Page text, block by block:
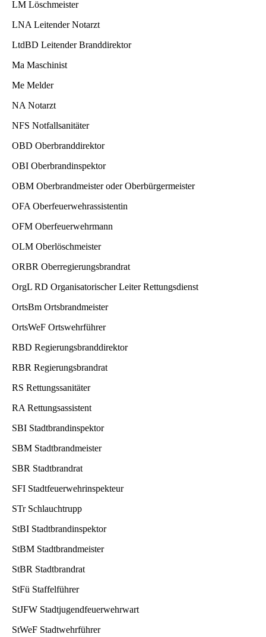
LM Löschmeister
LNA Leitender Notarzt
LtdBD Leitender Branddirektor
Ma Maschinist
Me Melder
NA Notarzt
NFS Notfallsanitäter
OBD Oberbranddirektor
OBI Oberbrandinspektor
OBM Oberbrandmeister oder Oberbürgermeister
OFA Oberfeuerwehrassistentin
OFM Oberfeuerwehrmann
OLM Oberlöschmeister
ORBR Oberregierungsbrandrat
OrgL RD Organisatorischer Leiter Rettungsdienst
OrtsBm Ortsbrandmeister
OrtsWeF Ortswehrführer
RBD Regierungsbranddirektor
RBR Regierungsbrandrat
RS Rettungssanitäter
RA Rettungsassistent
SBI Stadtbrandinspektor
SBM Stadtbrandmeister
SBR Stadtbrandrat
SFI Stadtfeuerwehrinspekteur
STr Schlauchtrupp
StBI Stadtbrandinspektor
StBM Stadtbrandmeister
StBR Stadtbrandrat
StFü Staffelführer
StJFW Stadtjugendfeuerwehrwart
StWeF Stadtwehrführer